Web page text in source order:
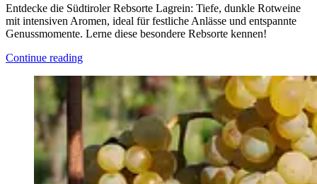
Entdecke die Südtiroler Rebsorte Lagrein: Tiefe, dunkle Rotweine
mit intensiven Aromen, ideal für festliche Anlässe und entspannte
Genussmomente. Lerne diese besondere Rebsorte kennen!
Continue reading